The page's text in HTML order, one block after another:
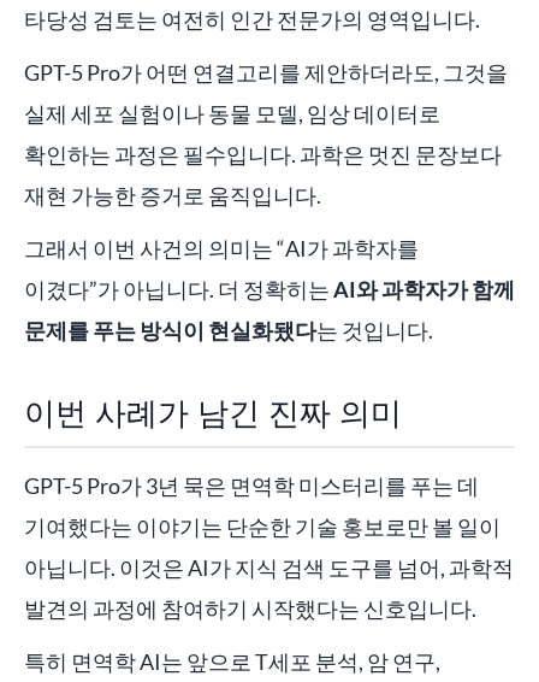
타당성 검토는 여전히 인간 전문가의 영역입니다.
GPT-5 Pro가 어떤 연결고리를 제안하더라도, 그것을
실제 세포 실험이나 동물 모델, 임상 데이터로
확인하는 과정은 필수입니다. 과학은 멋진 문장보다
재현 가능한 증거로 움직입니다.
그래서 이번 사건의 의미는 “AI가 과학자를
이겼다”가 아닙니다. 더 정확히는AI와 과학자가 함께
문제를 푸는 방식이 현실화됐다는 것입니다.
이번 사례가 남긴 진짜 의미
GPT-5 Pro가 3년 묵은 면역학 미스터리를 푸는 데
기여했다는 이야기는 단순한 기술 홍보로만 볼 일이
아닙니다. 이것은 AI가 지식 검색 도구를 넘어, 과학적
발견의 과정에 참여하기 시작했다는 신호입니다.
특히 면역학 AI는 앞으로 T세포 분석, 암 연구,